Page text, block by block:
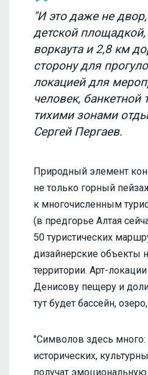
"И это даже не
детской
воркаута и 2,8 км
сторону для
локацией для
человек, банкетной
тихими зонами
Сергей Пергаев.
Природный элемент
не только горный
к многочисленным
(в предгорье Алтая
50 туристических
дизайнерские объекты
территории. Арт-
Денисову пещеру и
тут будет бассейн,
"Символов здесь
исторических,
получат